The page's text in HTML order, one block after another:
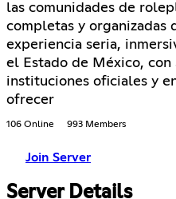
las comunidades de
completas y organizadas
experiencia seria,
el Estado de México, con
instituciones oficiales y
ofrecer
106 Online 993 Members
Join Server
Server Details